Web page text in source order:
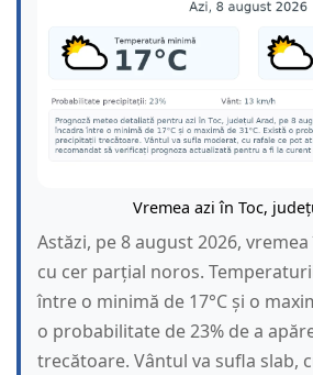
Vremea azi în Toc,
Astăzi, pe 8 august 2026,
cu cer parțial noros.
între o minimă de 17°C și o
o probabilitate de 23% de a
trecătoare. Vântul va sufla slab,